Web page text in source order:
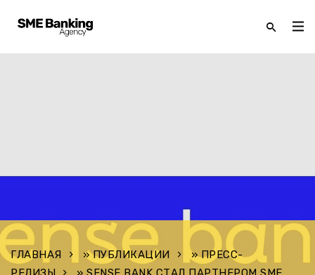
ГЛАВНАЯ »ПУБЛИКАЦИИ »ПРЕСС-